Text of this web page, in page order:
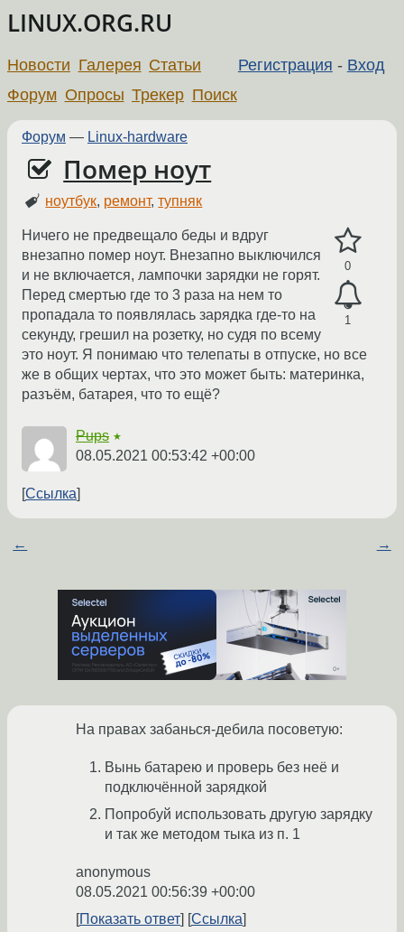
LINUX.ORG.RU
Регистрация - Вход
Новости Галерея Статьи
Форум Опросы Трекер Поиск
Форум — Linux-hardware
Помер ноут
ноутбук, ремонт,тупняк
0
1
Ничего не предвещало беды и вдруг
внезапно помер ноут. Внезапно выключился
и не включается, лампочки зарядки не горят.
Перед смертью где то 3 раза на нем то
пропадала то появлялась зарядка где-то на
секунду, грешил на розетку, но судя по всему
это ноут. Я понимаю что телепаты в отпуске, но все
же в общих чертах, что это может быть: материнка,
разъём, батарея, что то ещё?
Pups ★
08.05.2021 00:53:42 +00:00
Ссылка
← →
На правах забанься-дебила посоветую:
Вынь батарею и проверь без неё и
подключённой зарядкой
Попробуй использовать другую зарядку
и так же методом тыка из п. 1
anonymous
08.05.2021 00:56:39 +00:00
Показать ответ
Ссылка